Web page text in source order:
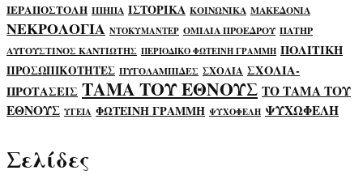
ΙΕΡΑΠΟΣΤΟΛΗ ΙΠΗΠΑ ΙΣΤΟΡΙΚΑ ΚΟΙΝΩΝΙΚΑ ΜΑΚΕΔΟΝΙΑ
ΝΕΚΡΟΛΟΓΙΑ ΝΤΟΚΥΜΑΝΤΕΡ ΟΜΙΛΙΑ ΠΡΟΕΔΡΟΥ ΠΑΤΗΡ
ΑΥΓΟΥΣΤΙΝΟΣ ΚΑΝΤΙΩΤΗΣ ΠΕΡΙΟΔΙΚΟ ΦΩΤΕΙΝΗ ΓΡΑΜΜΗ ΠΟΛΙΤΙΚΗ
ΠΡΟΣΩΠΙΚΟΤΗΤΕΣ ΠΥΓΟΛΑΜΠΙΔΕΣ ΣΧΟΛΙΑ ΣΧΟΛΙΑ-
ΠΡΟΤΑΣΕΙΣ ΤΑΜΑ ΤΟΥ ΕΘΝΟΥΣ ΤΟ ΤΑΜΑ ΤΟΥ
ΕΘΝΟΥΣ ΥΓΕΙΑ ΦΩΤΕΙΝΗ ΓΡΑΜΜΗ ΨΥΧΟΦΕΛΗ ΨΥΧΩΦΕΛΗ
Σελίδες